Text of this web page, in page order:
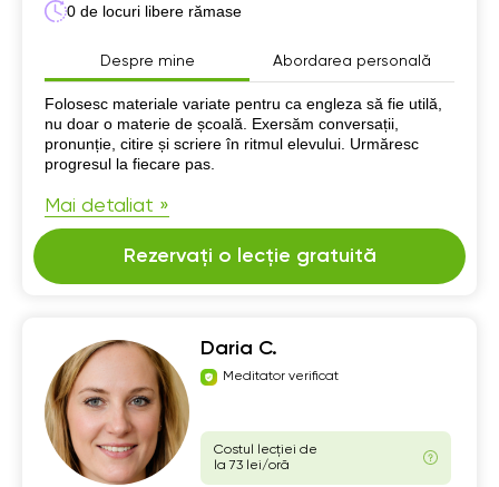
0 de locuri libere rămase
Despre mine Abordarea personală
Despre mine
Folosesc materiale variate pentru ca engleza să fie utilă,
nu doar o materie de școală. Exersăm conversații,
pronunție, citire și scriere în ritmul elevului. Urmăresc
progresul la fiecare pas.
Mai detaliat »
Rezervați o lecție gratuită
Daria C.
Meditator verificat
Costul lecției de
la 73 lei/oră